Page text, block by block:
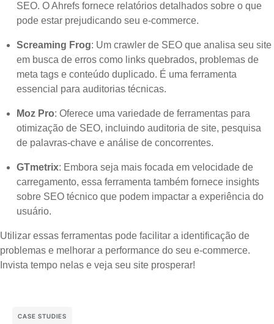
SEO. O Ahrefs fornece relatórios detalhados sobre o que
pode estar prejudicando seu e-commerce.
Screaming Frog: Um crawler de SEO que analisa seu site
em busca de erros como links quebrados, problemas de
meta tags e conteúdo duplicado. É uma ferramenta
essencial para auditorias técnicas.
Moz Pro: Oferece uma variedade de ferramentas para
otimização de SEO, incluindo auditoria de site, pesquisa
de palavras-chave e análise de concorrentes.
GTmetrix: Embora seja mais focada em velocidade de
carregamento, essa ferramenta também fornece insights
sobre SEO técnico que podem impactar a experiência do
usuário.
Utilizar essas ferramentas pode facilitar a identificação de
problemas e melhorar a performance do seu e-commerce.
Invista tempo nelas e veja seu site prosperar!
CASE STUDIES